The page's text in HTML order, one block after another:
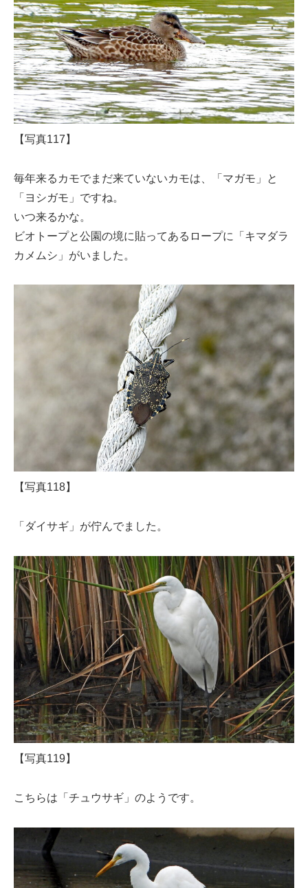
【写真117】
毎年来るカモでまだ来ていないカモは、「マガモ」と
「ヨシガモ」ですね。
いつ来るかな。
ビオトープと公園の境に貼ってあるロープに「キマダラ
カメムシ」がいました。
【写真118】
「ダイサギ」が佇んでました。
【写真119】
こちらは「チュウサギ」のようです。